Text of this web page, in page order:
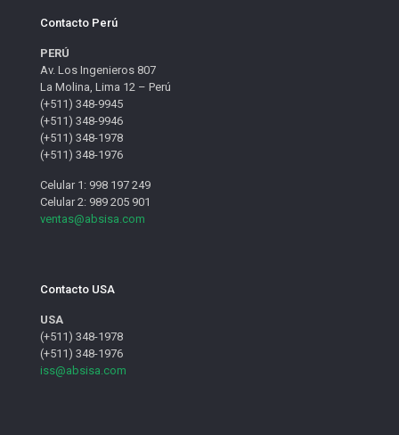
Contacto Perú
PERÚ
Av. Los Ingenieros 807
La Molina, Lima 12 – Perú
(+511) 348-9945
(+511) 348-9946
(+511) 348-1978
(+511) 348-1976
Celular 1: 998 197 249
Celular 2: 989 205 901
ventas@absisa.com
Contacto USA
USA
(+511) 348-1978
(+511) 348-1976
iss@absisa.com